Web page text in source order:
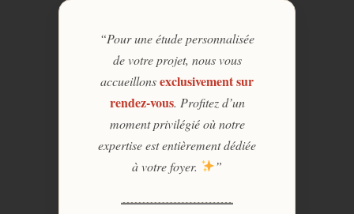
“Pour une étude personnalisée
de votre projet, nous vous
accueillonsexclusivement sur
rendez-vous. Profitez d’un
moment privilégié où notre
expertise est entièrement dédiée
à votre foyer.
”